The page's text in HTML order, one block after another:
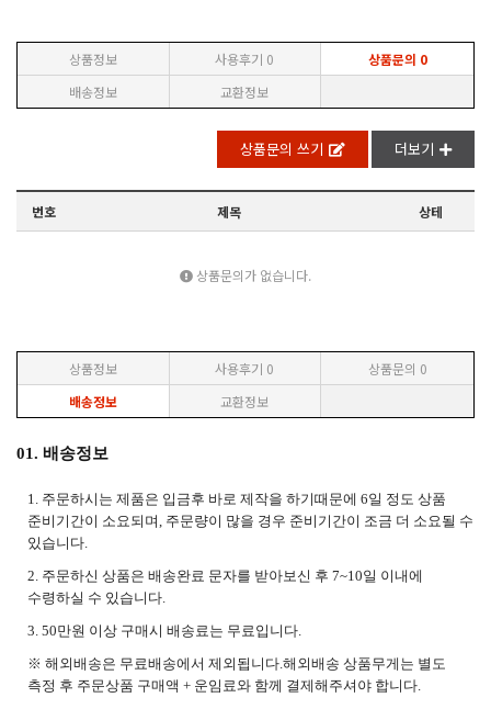
상품정보 사용후기 0 상품문의 0
배송정보
교환정보
상품문의 쓰기 더보기
번호 제목 상테
상품문의가 없습니다.
상품정보 사용후기 0 상품문의 0
배송정보
교환정보
01. 배송정보
1. 주문하시는 제품은 입금후 바로 제작을 하기때문에 6일 정도 상품
준비기간이 소요되며, 주문량이 많을 경우 준비기간이 조금 더 소요될 수
있습니다.
2. 주문하신 상품은 배송완료 문자를 받아보신 후 7~10일 이내에
수령하실 수 있습니다.
3. 50만원 이상 구매시 배송료는 무료입니다.
※ 해외배송은 무료배송에서 제외됩니다.해외배송 상품무게는 별도
측정 후 주문상품 구매액 + 운임료와 함께 결제해주셔야 합니다.